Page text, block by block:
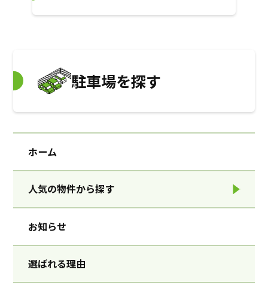
駐車場を探す
ホーム
人気の物件から探す
お知らせ
選ばれる理由